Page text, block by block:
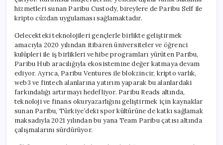
hizmetleri sunan Paribu Custody, bireylere de Paribu Self ile
kripto cüzdan uygulaması sağlamaktadır.
Gelecekteki teknolojileri gençlerle birlikte geliştirmek
amacıyla 2020 yılından itibaren üniversiteler ve öğrenci
kulüpleri ile iş birlikleri ve hibe programları yürüten Paribu,
Paribu Hub aracılığıyla ekosistemine değer katmaya devam
ediyor. Ayrıca, Paribu Ventures ile blokzincir, kripto varlık,
web3 ve fintech alanlarına yatırım yaparak bu alanlardaki
farkındalığı artırmayı hedefliyor. Paribu Reads altında,
teknoloji ve finans okuryazarlığını geliştirmek için kaynaklar
sunan Paribu, Türkiye’deki spor kültürüne de katkı sağlamak
maksadıyla 2021 yılından bu yana Team Paribu çatısı altında
çalışmalarını sürdürüyor.